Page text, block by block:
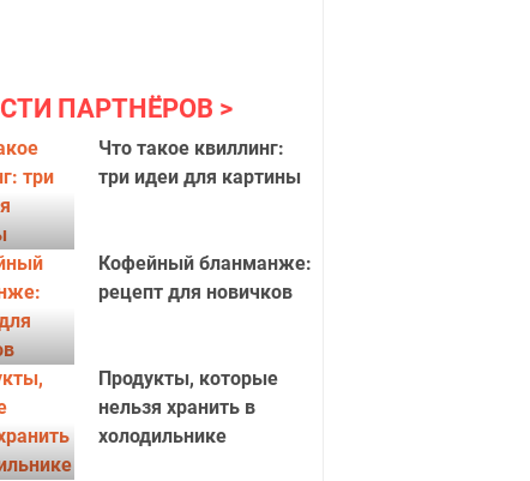
ПАРТНЁРОВ
Что такое квиллинг:
три идеи для картины
Кофейный бланманже:
рецепт для новичков
Продукты, которые
нельзя хранить в
холодильнике